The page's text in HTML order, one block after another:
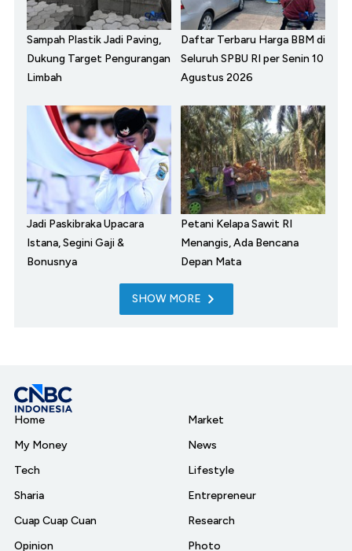
Sampah Plastik Jadi Paving,
Dukung Target Pengurangan
Limbah
Daftar Terbaru Harga BBM di
Seluruh SPBU RI per Senin 10
Agustus 2026
Jadi Paskibraka Upacara
Istana, Segini Gaji &
Bonusnya
Petani Kelapa Sawit RI
Menangis, Ada Bencana
Depan Mata
SHOW MORE
Home
My Money
Tech
Sharia
Cuap Cuap Cuan
Opinion
Market
News
Lifestyle
Entrepreneur
Research
Photo